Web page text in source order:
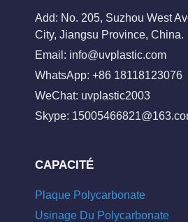
Add: No. 205, Suzhou West
City, Jiangsu Province, China.
Email: info@uvplastic.com
WhatsApp: +86 18118123076
WeChat: uvplastic2003
Skype:
CAPACITÉ
Plaque Polycarbonate
Usinage Du Polycarbonate